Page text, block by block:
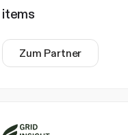
items
Zum Partner